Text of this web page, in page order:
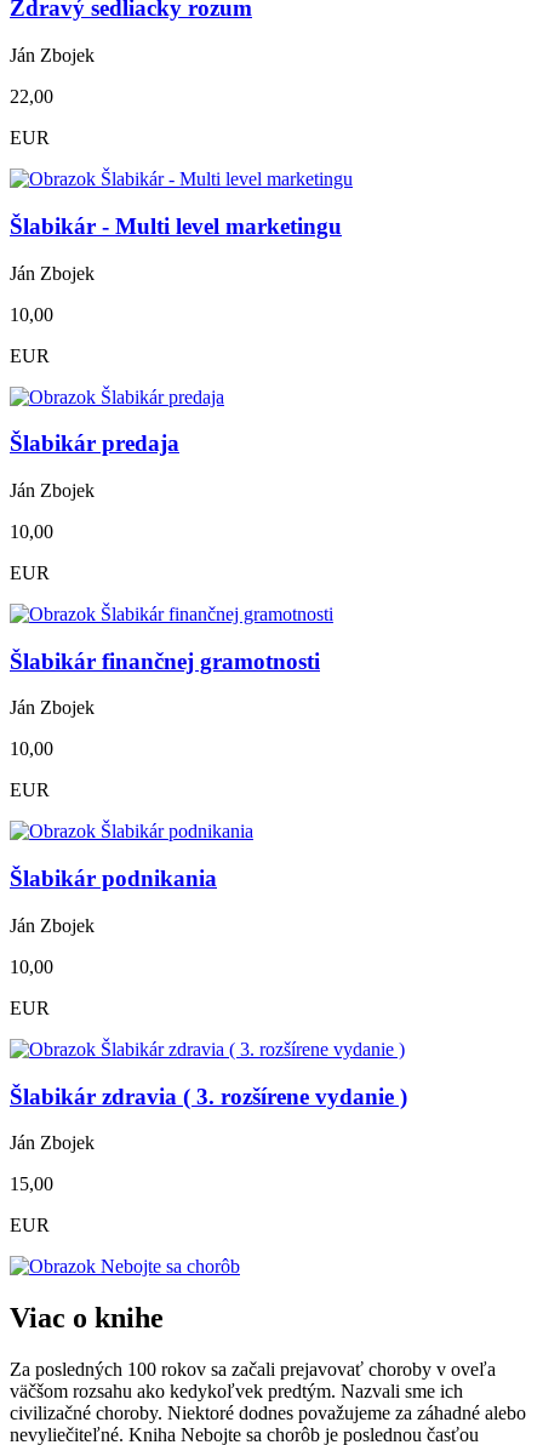
Zdravý sedliacky rozum
Ján Zbojek
22,00
EUR
Šlabikár - Multi level marketingu
Ján Zbojek
10,00
EUR
Šlabikár predaja
Ján Zbojek
10,00
EUR
Šlabikár finančnej gramotnosti
Ján Zbojek
10,00
EUR
Šlabikár podnikania
Ján Zbojek
10,00
EUR
Šlabikár zdravia ( 3. rozšírene vydanie )
Ján Zbojek
15,00
EUR
Viac o knihe
Za posledných 100 rokov sa začali prejavovať choroby v oveľa
väčšom rozsahu ako kedykoľvek predtým. Nazvali sme ich
civilizačné choroby. Niektoré dodnes považujeme za záhadné alebo
nevyliečiteľné. Kniha Nebojte sa chorôb je poslednou časťou